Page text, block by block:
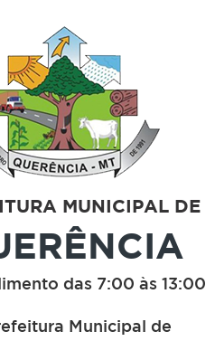
MUNICIPAL DE
das 7:00 às 13:00
Municipal de